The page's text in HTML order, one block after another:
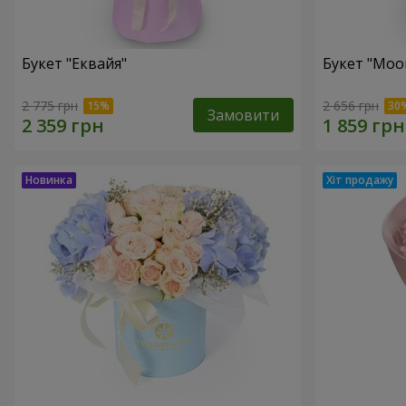
Букет "Еквайя"
2 775 грн Замовити
Букет
2 656 грн